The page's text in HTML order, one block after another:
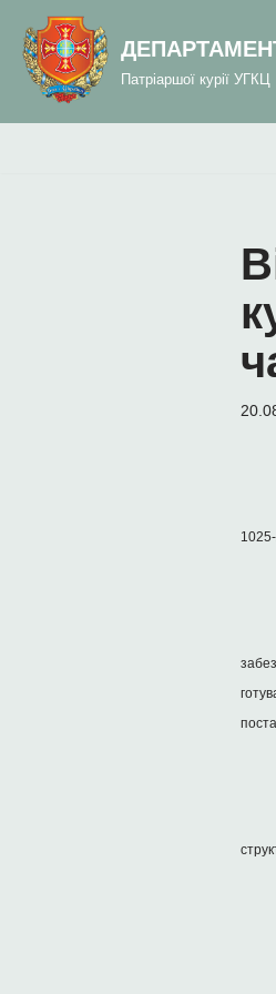
вмісту
Перейти
вмісту
Патріаршої курії УГКЦ